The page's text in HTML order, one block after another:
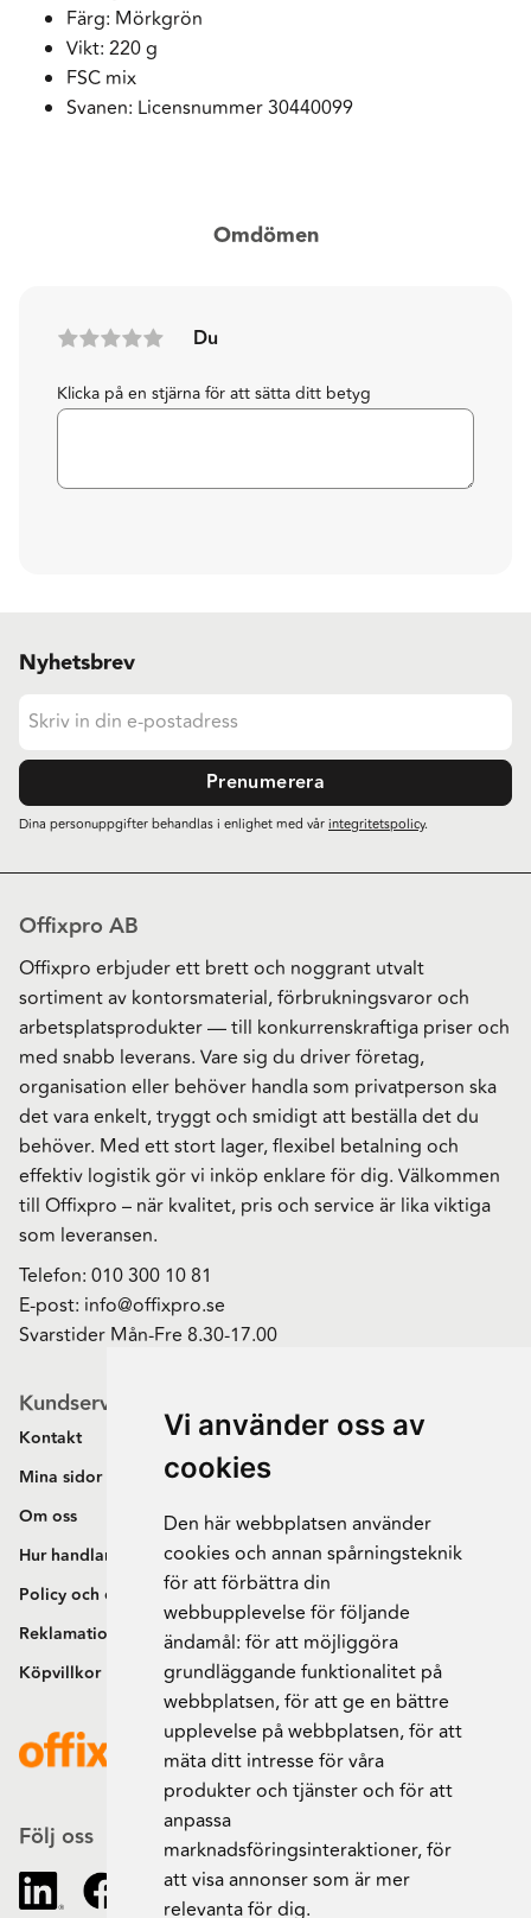
Vi använder oss av
cookies
Den här webbplatsen använder
cookies och annan spårningsteknik
för att förbättra din
webbupplevelse för följande
ändamål: för att möjliggöra
grundläggande funktionalitet på
webbplatsen,för att ge en bättre
upplevelse på webbplatsen,för att
mäta ditt intresse för våra
produkter och tjänster och för att
anpassa
marknadsföringsinteraktioner,för
att visa annonser som är mer
relevanta för dig.
Färg: Mörkgrön
Vikt: 220 g
FSC mix
Svanen: Licensnummer 30440099
Omdömen
Du
Klicka på en stjärna för att sätta ditt betyg
Nyhetsbrev
Prenumerera
Dina personuppgifter behandlas i enlighet med vårintegritetspolicy.
Offixpro AB
Offixpro erbjuder ett brett och noggrant utvalt
sortiment av kontorsmaterial, förbrukningsvaror och
arbetsplatsprodukter — till konkurrenskraftiga priser och
med snabb leverans. Vare sig du driver företag,
organisation eller behöver handla som privatperson ska
det vara enkelt, tryggt och smidigt att beställa det du
behöver. Med ett stort lager, flexibel betalning och
effektiv logistik gör vi inköp enklare för dig. Välkommen
till Offixpro – när kvalitet, pris och service är lika viktiga
som leveransen.
Telefon: 010 300 10 81
E-post: info@offixpro.se
Svarstider Mån-Fre 8.30-17.00
Kundservice
Kontakt
Mina sidor
Om oss
Hur handlar jag?
Policy och cookies
Reklamation och retur
Köpvillkor
Följ oss